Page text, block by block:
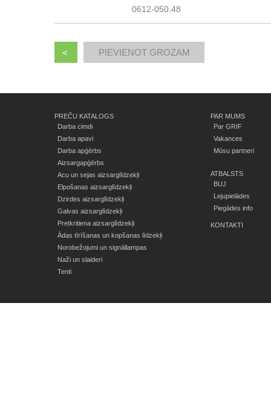
0612-050.48
<
PREČU KATALOGS
Darba cimdi
Darba apavi
Darba apģērbs
Aizsargapģērbs
Acu un sejas aizsarglīdzekļi
Elpošanas aizsarglīdzekļi
Dzirdes aizsarglīdzekļi
Galvas aizsarglīdzekļi
Pretkritiena aizsarglīdzekļi
Ādas tīrīšanas un kopšanas līdzekļi
Norobežojumi un signāllampas
Naži un slaideri
Tenti
PAR MUMS
Par GRIF
Vakances
Mūsu partneri
ATBALSTS
BUJ
Lejupielādes
Piegādes info
KONTAKTI